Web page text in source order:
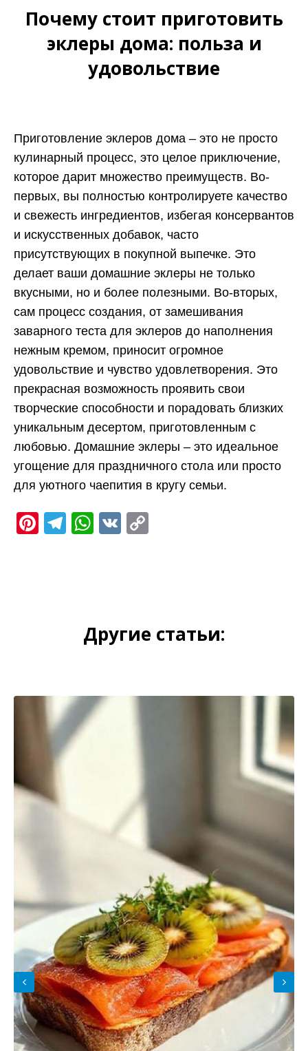
Почему стоит приготовить
эклеры дома: польза и
удовольствие
Приготовление эклеров дома – это не просто
кулинарный процесс, это целое приключение,
которое дарит множество преимуществ. Во-
первых, вы полностью контролируете качество
и свежесть ингредиентов, избегая консервантов
и искусственных добавок, часто
присутствующих в покупной выпечке. Это
делает ваши домашние эклеры не только
вкусными, но и более полезными. Во-вторых,
сам процесс создания, от замешивания
заварного теста для эклеров до наполнения
нежным кремом, приносит огромное
удовольствие и чувство удовлетворения. Это
прекрасная возможность проявить свои
творческие способности и порадовать близких
уникальным десертом, приготовленным с
любовью. Домашние эклеры – это идеальное
угощение для праздничного стола или просто
для уютного чаепития в кругу семьи.
Pinterest
Telegram
WhatsApp
VK
Другие статьи: